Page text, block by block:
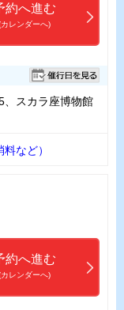
約へ進む
カレンダーへ)
、スカラ座博物館
など）
約へ進む
カレンダーへ)